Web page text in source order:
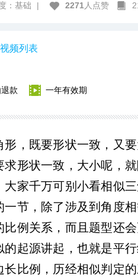
：基础 | 2271 人点赞
视频列表
款 一年有效期
形，既要形状一致，又
形状一致，大小呢，
家千万可别小看相似
一节，除了涉及到角度
例关系，而且题型还
的起源讲起，也就是平
长比例，历经相似判定